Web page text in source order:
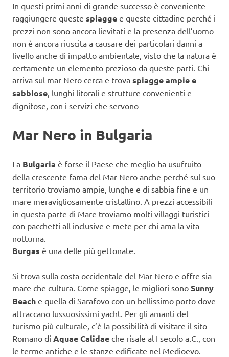
In questi primi anni di grande successo è conveniente
raggiungere queste spiagge e queste cittadine perché i
prezzi non sono ancora lievitati e la presenza dell’uomo
non è ancora riuscita a causare dei particolari danni a
livello anche di impatto ambientale, visto che la natura è
certamente un elemento prezioso da queste parti. Chi
arriva sul mar Nero cerca e trova spiagge ampie e
sabbiose, lunghi litorali e strutture convenienti e
dignitose, con i servizi che servono
Mar Nero in Bulgaria
La Bulgaria è forse il Paese che meglio ha usufruito
della crescente fama del Mar Nero anche perché sul suo
territorio troviamo ampie, lunghe e di sabbia fine e un
mare meravigliosamente cristallino. A prezzi accessibili
in questa parte di Mare troviamo molti villaggi turistici
con pacchetti all inclusive e mete per chi ama la vita
notturna.
Burgas è una delle più gettonate.
Si trova sulla costa occidentale del Mar Nero e offre sia
mare che cultura. Come spiagge, le migliori sono Sunny
Beach e quella di Sarafovo con un bellissimo porto dove
attraccano lussuosissimi yacht. Per gli amanti del
turismo più culturale, c’è la possibilità di visitare il sito
Romano di Aquae Calidae che risale al I secolo a.C., con
le terme antiche e le stanze edificate nel Medioevo.